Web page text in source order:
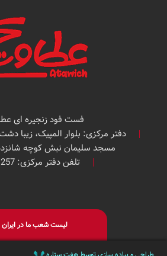
فست فود زنجیره ای
دفتر مرکزی: بلوار المپیک، زیبا
مسجد سلیمان نبش کوچه شانزدهم
تلفن دفتر مرکزی: 40441257-021
لیست شعب ما در ایران